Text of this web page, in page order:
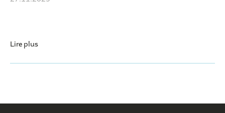
Lire plus